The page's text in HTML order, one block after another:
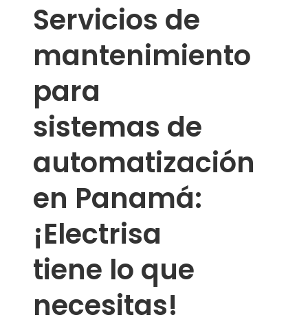
Servicios de
mantenimiento
para
sistemas de
automatización
en Panamá:
¡Electrisa
tiene lo que
necesitas!